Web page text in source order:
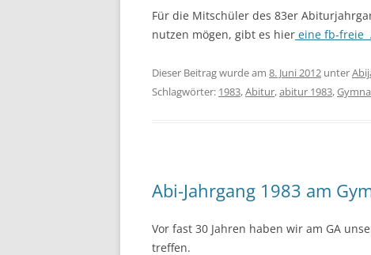
Für die Mitschüler des 83er
nutzen mögen, gibt es hier eine fb-freie
Dieser Beitrag wurde am 8. Juni 2012 unter
Schlagwörter: 1983,Abitur,abitur 1983,
Abi-Jahrgang 1983 am
Vor fast 30 Jahren haben wir am GA
treffen.